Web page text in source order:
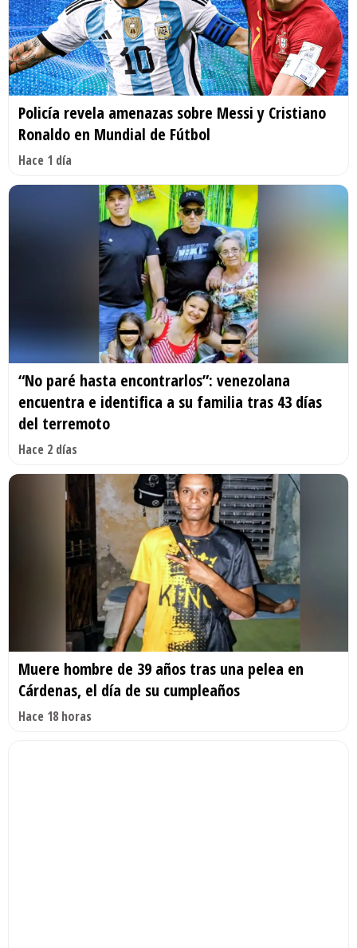
Policía revela amenazas sobre Messi y Cristiano
Ronaldo en Mundial de Fútbol
Hace 1 día
“No paré hasta encontrarlos”: venezolana
encuentra e identifica a su familia tras 43 días
del terremoto
Hace 2 días
Muere hombre de 39 años tras una pelea en
Cárdenas, el día de su cumpleaños
Hace 18 horas